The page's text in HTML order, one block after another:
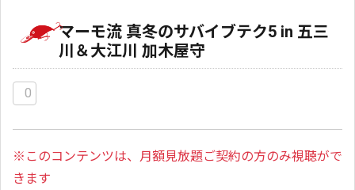
マーモ流 真冬のサバイブテク5 in 五三
川＆大江川 加木屋守
0
※このコンテンツは、月額見放題ご契約の方のみ視聴がで
きます